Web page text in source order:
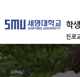
학
진로